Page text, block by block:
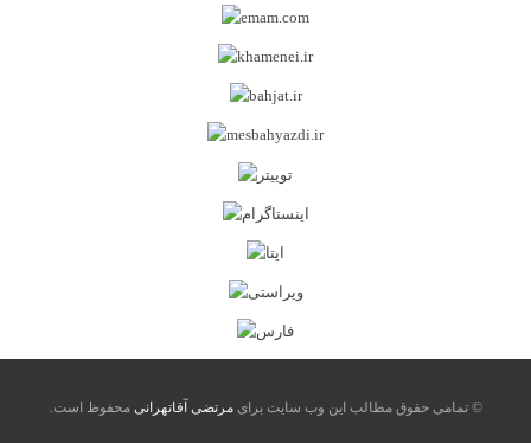
© تمامی حقوق مطالب این وب سایت برایمرتضی آقاتهرانی محفوظ است.